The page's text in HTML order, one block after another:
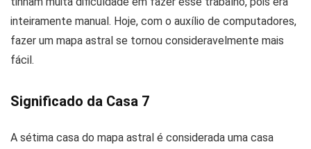
inteiramente manual. Hoje, com o auxílio de computadores,
fazer um mapa astral se tornou consideravelmente mais
fácil.
Significado da Casa 7
A sétima casa do mapa astral é considerada uma casa